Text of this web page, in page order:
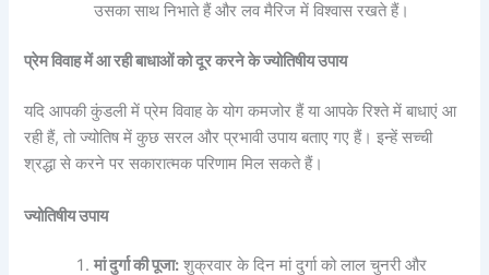
उसका साथ निभाते हैं और लव मैरिज में विश्वास रखते हैं।
प्रेम विवाह में आ रही बाधाओं को दूर करने के ज्योतिषीय उपाय
यदि आपकी कुंडली में प्रेम विवाह के योग कमजोर हैं या आपके रिश्ते में बाधाएं आ
रही हैं, तो ज्योतिष में कुछ सरल और प्रभावी उपाय बताए गए हैं। इन्हें सच्ची
श्रद्धा से करने पर सकारात्मक परिणाम मिल सकते हैं।
ज्योतिषीय उपाय
मां दुर्गा की पूजा: शुक्रवार के दिन मां दुर्गा को लाल चुनरी और